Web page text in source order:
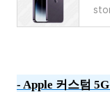
- Apple 커스텀